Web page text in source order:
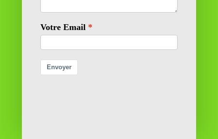
vous aider à réussir.
SOMMAIRE DU SITE